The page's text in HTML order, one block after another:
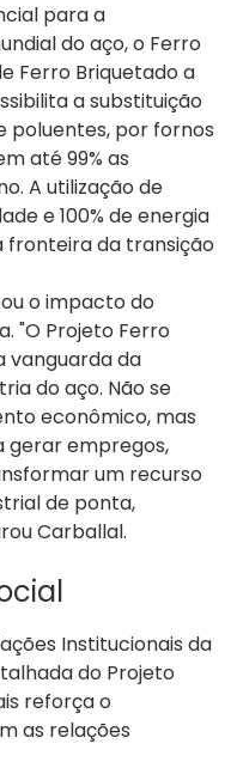
para a
do aço, o Ferro
Ferro Briquetado a
a substituição
poluentes, por fornos
até 99% as
A utilização de
e 100% de energia
fronteira da transição
o impacto do
"O Projeto Ferro
vanguarda da
do aço. Não se
econômico, mas
gerar empregos,
um recurso
de ponta,
Carballal.
Institucionais da
do Projeto
reforça o
as relações